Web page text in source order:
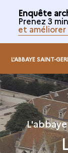
Enquête
Prenez 3
et
L'ABBAYE SAINT-